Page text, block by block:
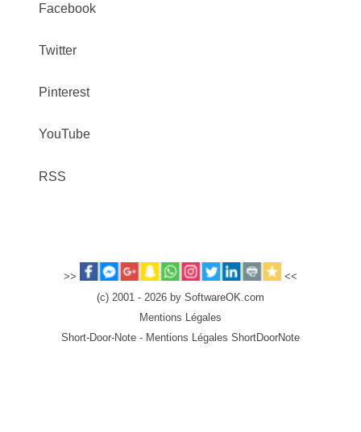
Facebook
Twitter
Pinterest
YouTube
RSS
>>
<<
(c) 2001 - 2026 by SoftwareOK.com
Mentions Légales
Short-Door-Note - Mentions Légales ShortDoorNote